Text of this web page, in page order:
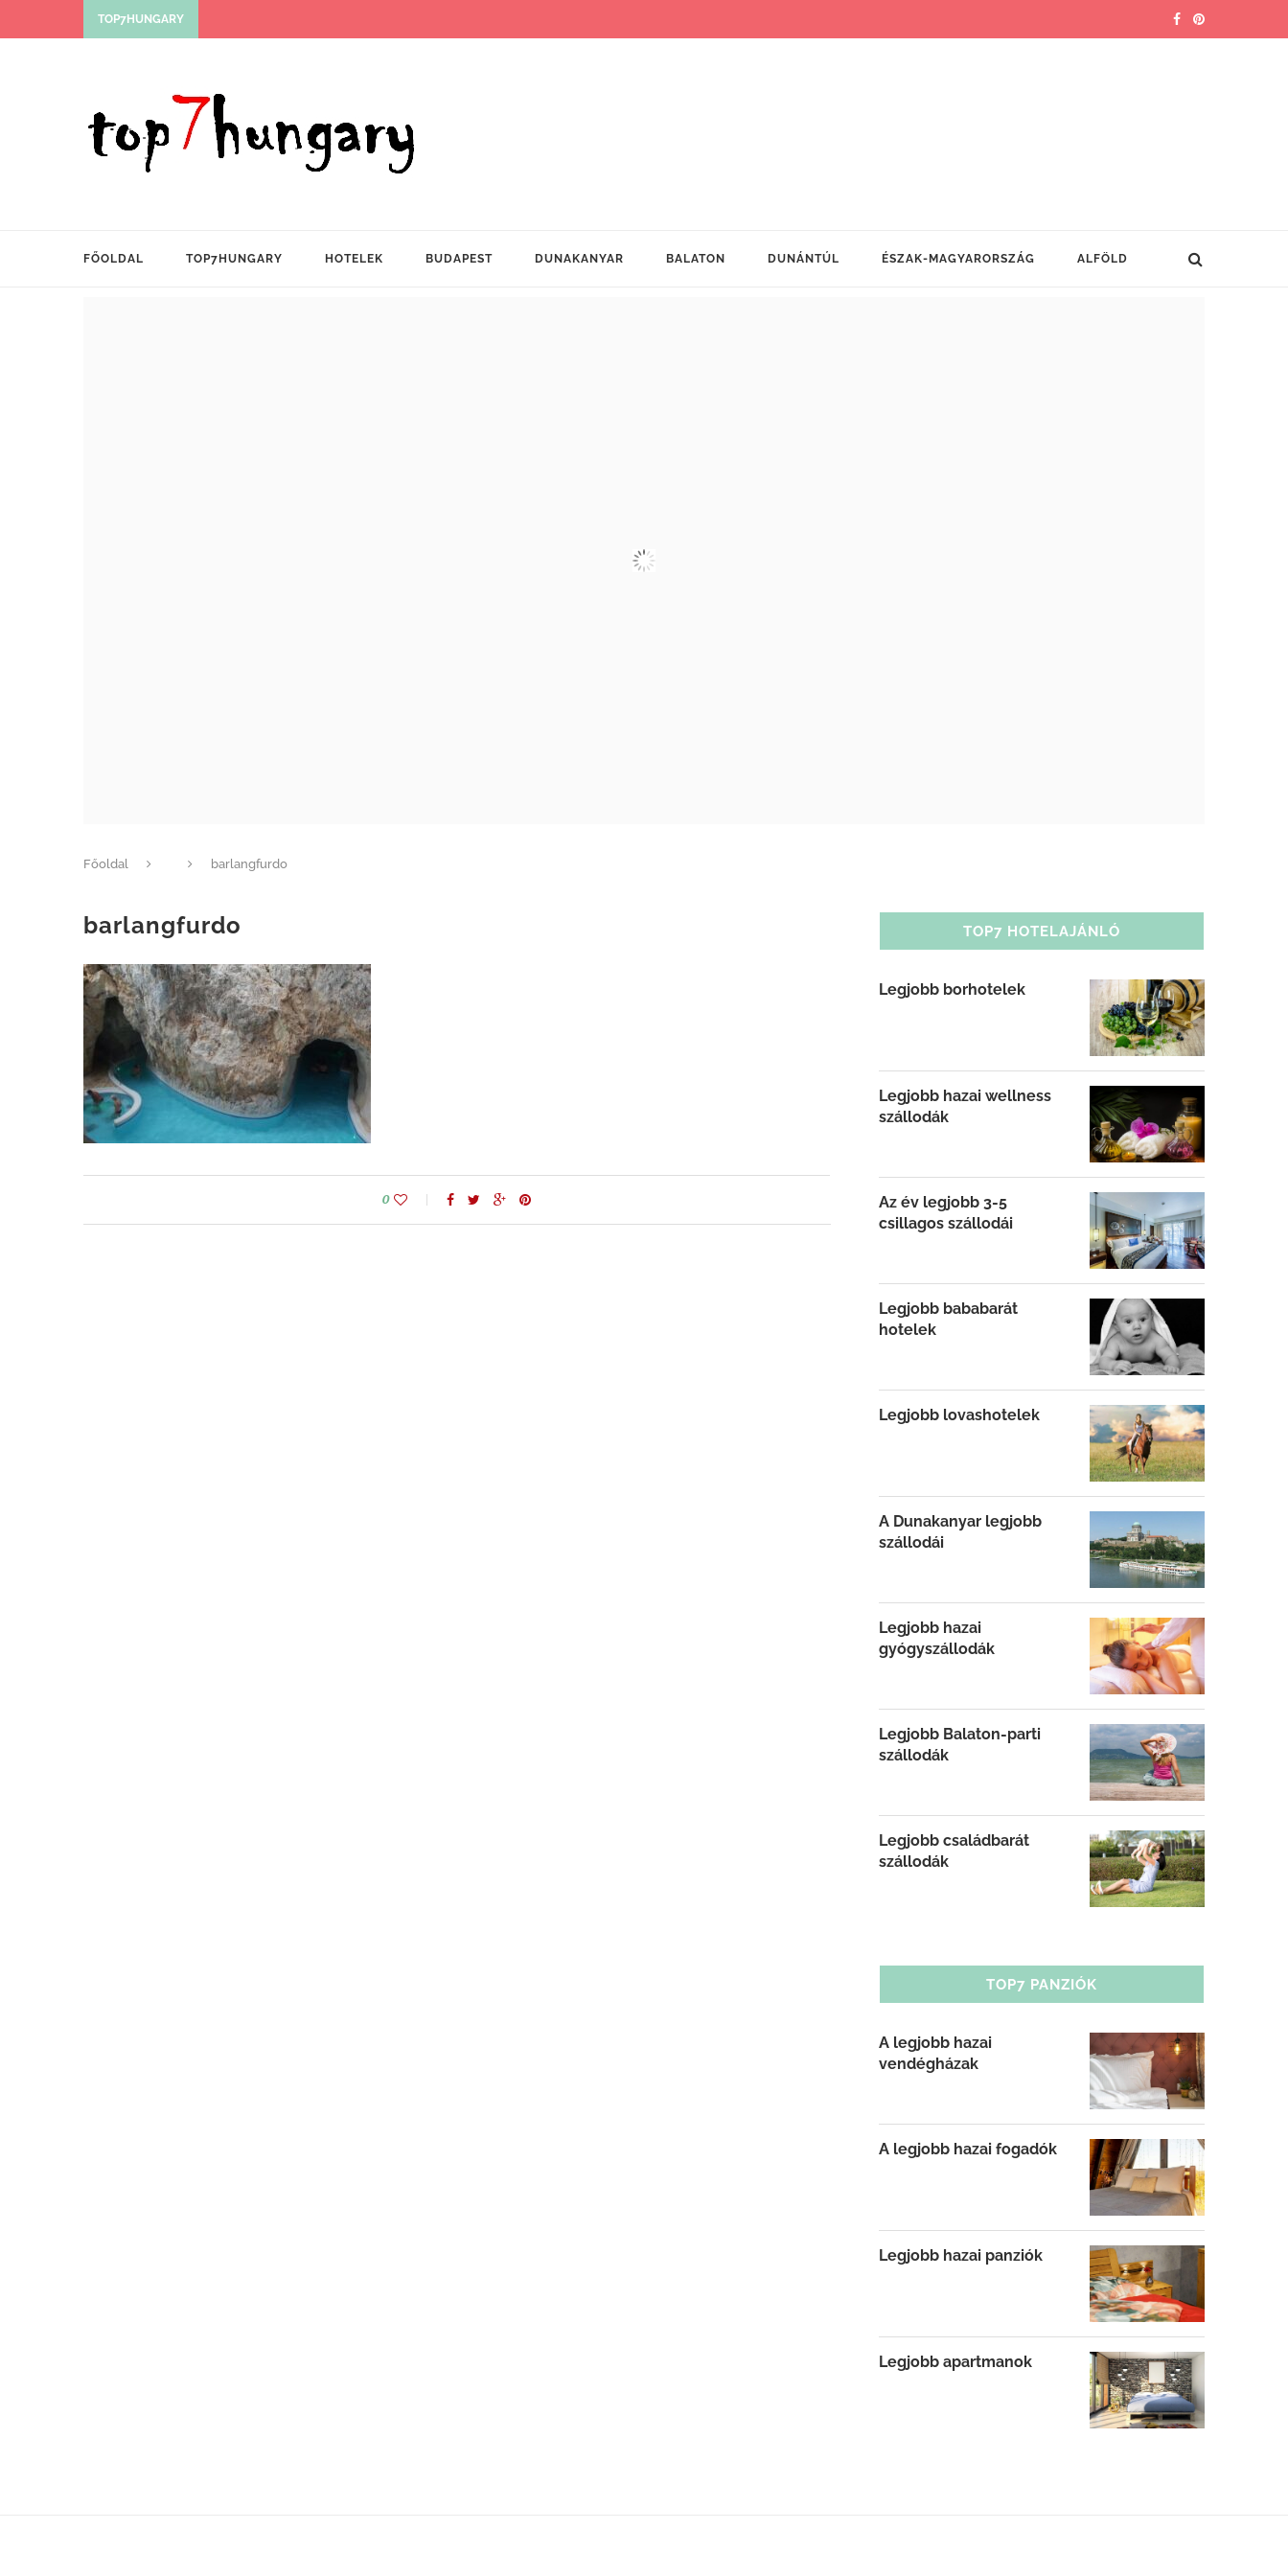
TOP7HUNGARY
FŐOLDAL TOP7HUNGARY HOTELEK BUDAPEST DUNAKANYAR BALATON DUNÁNTÚL ÉSZAK-MAGYARORSZÁG ALFÖLD
Főoldal barlangfurdo
barlangfurdo
0
TOP7 HOTELAJÁNLÓ
Legjobb borhotelek
Legjobb hazai wellness
szállodák
Az év legjobb 3-5
csillagos szállodái
Legjobb bababarát
hotelek
Legjobb lovashotelek
A Dunakanyar legjobb
szállodái
Legjobb hazai
gyógyszállodák
Legjobb Balaton-parti
szállodák
Legjobb családbarát
szállodák
TOP7 PANZIÓK
A legjobb hazai
vendégházak
A legjobb hazai fogadók
Legjobb hazai panziók
Legjobb apartmanok